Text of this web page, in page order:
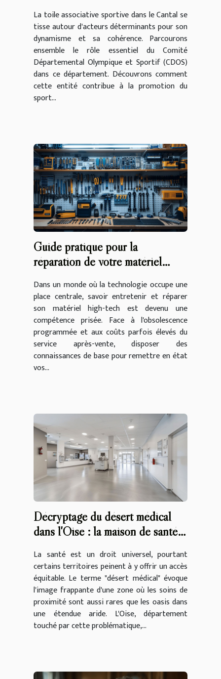
La toile associative sportive dans le Cantal se
tisse autour d'acteurs déterminants pour son
dynamisme et sa cohérence. Parcourons
ensemble le rôle essentiel du Comité
Départemental Olympique et Sportif (CDOS)
dans ce département. Découvrons comment
cette entité contribue à la promotion du
sport...
Guide pratique pour la
réparation de votre matériel
Dans un monde où la technologie occupe une
place centrale, savoir entretenir et réparer
son matériel high-tech est devenu une
compétence prisée. Face à l'obsolescence
programmée et aux coûts parfois élevés du
service après-vente, disposer des
connaissances de base pour remettre en état
vos...
Décryptage du désert médical
dans l'Oise : la maison de santé
Oise et analyse des déserts
médicaux en France
La santé est un droit universel, pourtant
certains territoires peinent à y offrir un accès
équitable. Le terme "désert médical" évoque
l'image frappante d'une zone où les soins de
proximité sont aussi rares que les oasis dans
une étendue aride. L'Oise, département
touché par cette problématique,...